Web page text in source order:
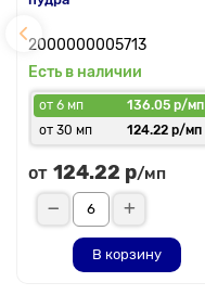
2000000005713
Есть в наличии
от 6 мп
136.05 р/мп
от 30 мп
124.22 р/мп
от 124.22 р/мп
В корзину